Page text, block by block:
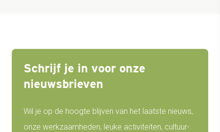
Schrijf je in voor onze
nieuwsbrieven
Wil je op de hoogte blijven van het laatste nieuws,
onze werkzaamheden, leuke activiteiten, cultuur-